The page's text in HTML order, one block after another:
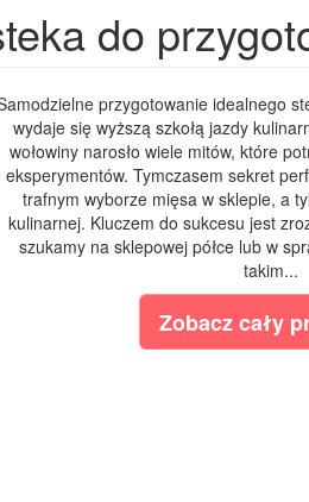
do
przygotowanie idealnego
wydaje się wyższą szkołą jazdy
wołowiny narosło wiele mitów, które
eksperymentów. Tymczasem sekret
trafnym wyborze mięsa w sklepie, a
kulinarnej. Kluczem do sukcesu jest
szukamy na sklepowej półce lub w
takim...
Zobacz cały